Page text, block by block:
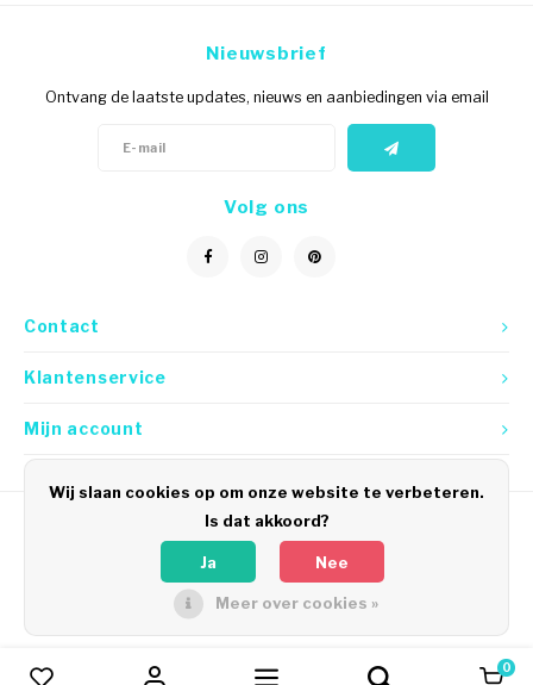
0
Contact
Nieuwsbrief
Ontvang de laatste updates, nieuws en aanbiedingen via email
Volg ons
Klantenservice
Mijn account
Vergelijk producten 0
Wij slaan cookies op om onze website te verbeteren.
Is dat akkoord?
Ja Nee
Meer over cookies »